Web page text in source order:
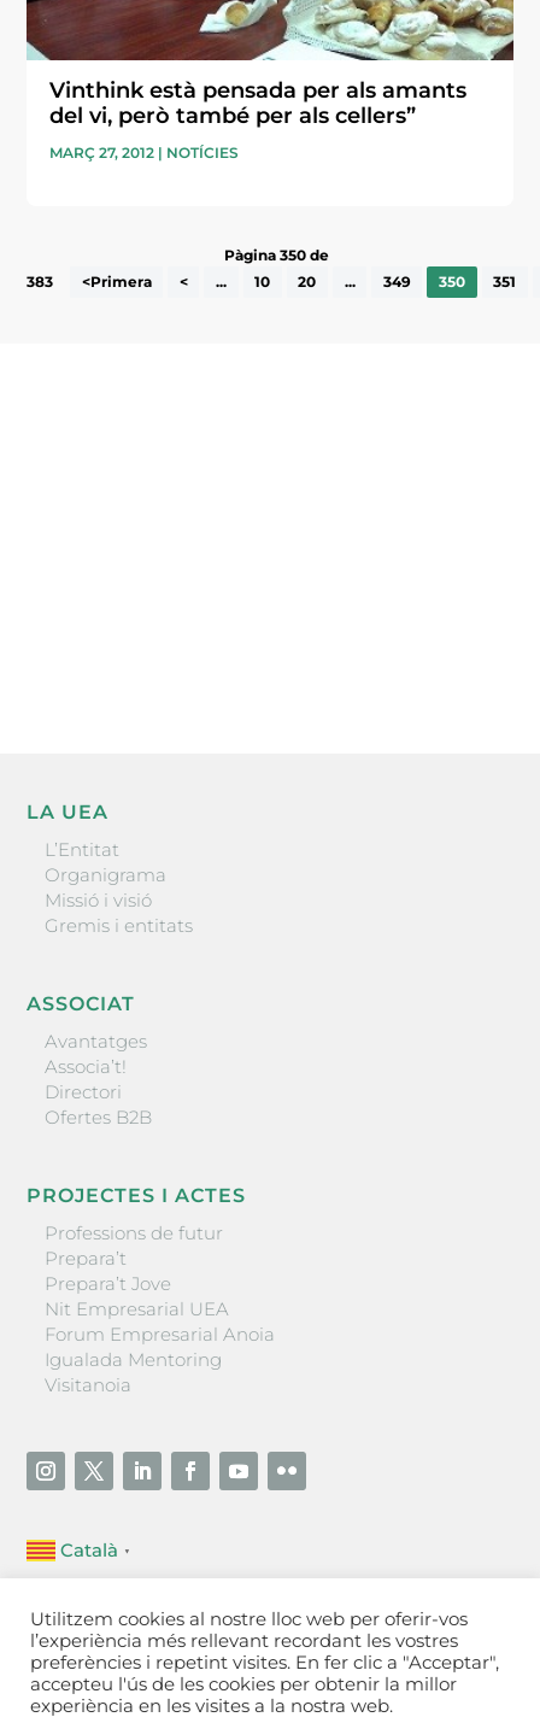
Vinthink està pensada per als amants
del vi, però també per als cellers”
MARÇ 27, 2012 | NOTÍCIES
Pàgina 350 de
383
<Primera < ... 10 20 ... 349 350 351
LA UEA
L’Entitat
Organigrama
Missió i visió
Gremis i entitats
ASSOCIAT
Avantatges
Associa’t!
Directori
Ofertes B2B
PROJECTES I ACTES
Professions de futur
Prepara’t
Prepara’t Jove
Nit Empresarial UEA
Forum Empresarial Anoia
Igualada Mentoring
Visitanoia
Català ▼
Unió Empresarial de l’Anoia (UEA)
Ctra. de Manresa, 131, 08700 – Igualada (Barcelona)
Tel 93 805 22 92
Utilitzem cookies al nostre lloc web per oferir-vos
l’experiència més rellevant recordant les vostres
preferències i repetint visites. En fer clic a "Acceptar",
accepteu l'ús de les cookies per obtenir la millor
experiència en les visites a la nostra web.